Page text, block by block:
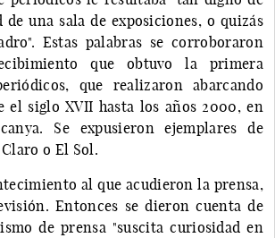
una sala de exposiciones, o quizás
Estas palabras se corroboraron
que obtuvo la primera
que realizaron abarcando
el siglo XVII hasta los años 2000, en
Se expusieron ejemplares de
o El Sol.
al que acudieron la prensa,
Entonces se dieron cuenta de
de prensa "suscita curiosidad en